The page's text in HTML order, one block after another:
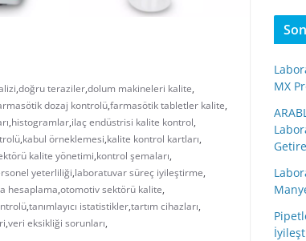
,doğru teraziler,dolum makineleri kalite,
dozaj kontrolü,farmasötik tabletler kalite,
,histogramlar,ilaç endüstrisi kalite kontrol,
,kabul örneklemesi,kalite kontrol kartları,
kalite yönetimi,kontrol şemaları,
yeterliliği,laboratuvar süreç iyileştirme,
hesaplama,otomotiv sektörü kalite,
,tanımlayıcı istatistikler,tartım cihazları,
,veri eksikliği sorunları,
MX